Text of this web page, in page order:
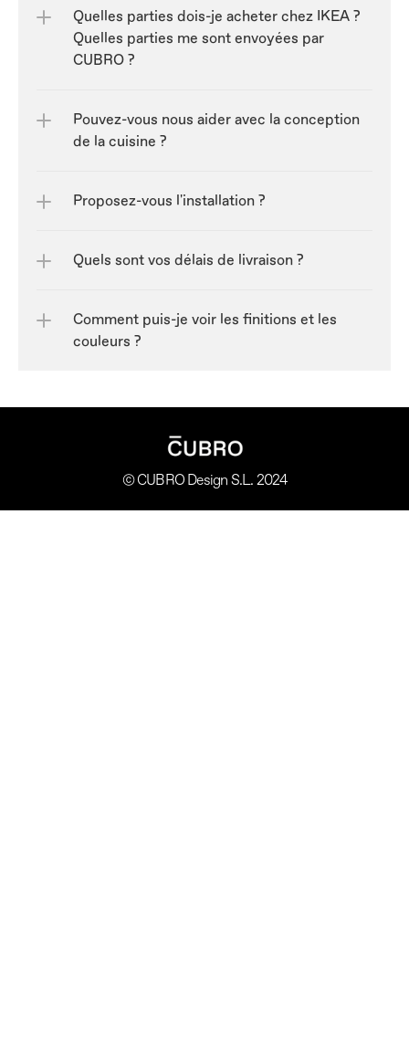
Quelles parties dois-je acheter chez IKEA ?
Quelles parties me sont envoyées par
CUBRO ?
Pouvez-vous nous aider avec la conception
de la cuisine ?
Proposez-vous l'installation ?
Quels sont vos délais de livraison ?
Comment puis-je voir les finitions et les
couleurs ?
© CUBRO Design S.L. 2024